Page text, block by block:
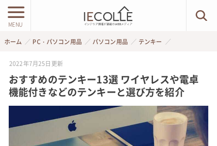
MENU
ホーム PC・パソコン用品 パソコン用品 テンキー
2022年7月25日 更新
おすすめのテンキー13選 ワイヤレスや電卓
機能付きなどのテンキーと選び方を紹介